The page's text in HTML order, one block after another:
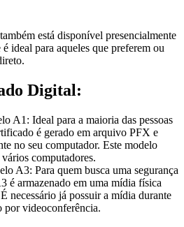
está disponível presencialmente
ideal para aqueles que preferem ou
Digital:
A1: Ideal para a maioria das pessoas
é gerado em arquivo PFX e
no seu computador. Este modelo
computadores.
A3: Para quem busca uma segurança
é armazenado em uma mídia física
necessário já possuir a mídia durante
por videoconferência.